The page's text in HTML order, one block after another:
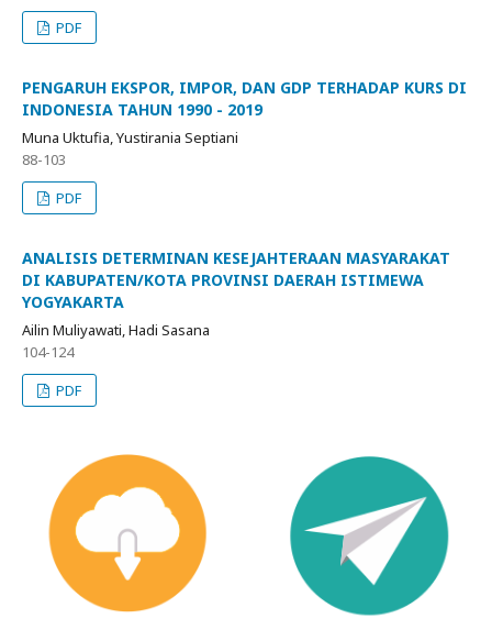
PDF
PENGARUH EKSPOR, IMPOR, DAN GDP TERHADAP KURS DI
INDONESIA TAHUN 1990 - 2019
Muna Uktufia, Yustirania Septiani
88-103
PDF
ANALISIS DETERMINAN KESEJAHTERAAN MASYARAKAT
DI KABUPATEN/KOTA PROVINSI DAERAH ISTIMEWA
YOGYAKARTA
Ailin Muliyawati, Hadi Sasana
104-124
PDF